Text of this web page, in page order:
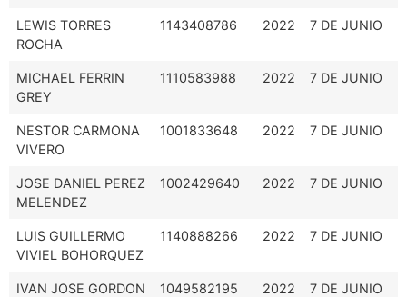
LEWIS TORRES
ROCHA
1143408786 2022 7 DE JUNIO
MICHAEL FERRIN
GREY
1110583988 2022 7 DE JUNIO
NESTOR CARMONA
VIVERO
1001833648 2022 7 DE JUNIO
JOSE DANIEL PEREZ
MELENDEZ
1002429640 2022 7 DE JUNIO
LUIS GUILLERMO
VIVIEL BOHORQUEZ
1140888266 2022 7 DE JUNIO
IVAN JOSE GORDON
1049582195 2022 7 DE JUNIO